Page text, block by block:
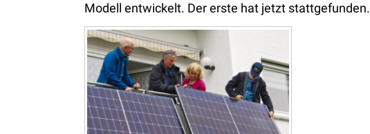
Modell entwickelt. Der erste hat jetzt stattgefunden.